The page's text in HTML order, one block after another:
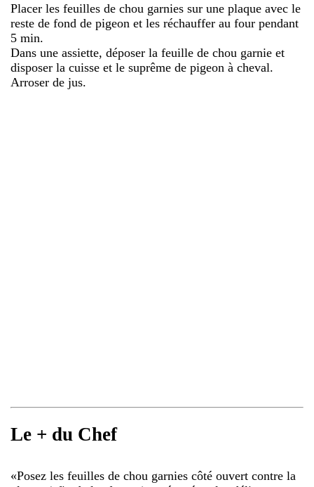
Placer les feuilles de chou garnies sur une plaque avec le
reste de fond de pigeon et les réchauffer au four pendant
5 min.
Dans une assiette, déposer la feuille de chou garnie et
disposer la cuisse et le suprême de pigeon à cheval.
Arroser de jus.
Le + du Chef
«Posez les feuilles de chou garnies côté ouvert contre la